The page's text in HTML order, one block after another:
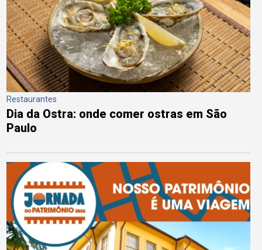
Restaurantes
Dia da Ostra: onde comer ostras em São
Paulo